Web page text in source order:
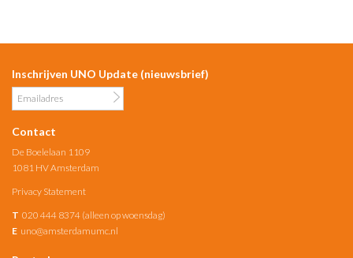
Inschrijven UNO Update (nieuwsbrief)
Contact
De Boelelaan 1109
1081 HV Amsterdam
Privacy Statement
T 020 444 8374 (alleen op woensdag)
E uno@amsterdamumc.nl